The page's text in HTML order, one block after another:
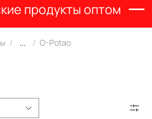
продукты оптом
... O-Potao